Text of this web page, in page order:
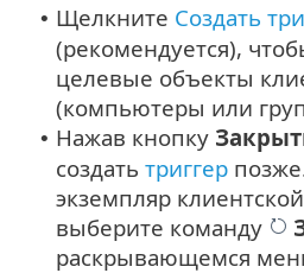
• Щелкните Создать
(рекомендуется),
целевые объекты
(компьютеры или
• Нажав кнопку
создать триггер
экземпляр
выберите команду
раскрывающемся